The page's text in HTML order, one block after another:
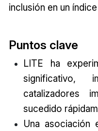
inclusión en un
Puntos clave
LITE ha
significativo,
catalizadores
sucedido
Una asociación